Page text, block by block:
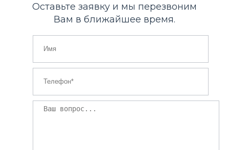
Оставьте заявку и мы перезвоним
Вам в ближайшее время.